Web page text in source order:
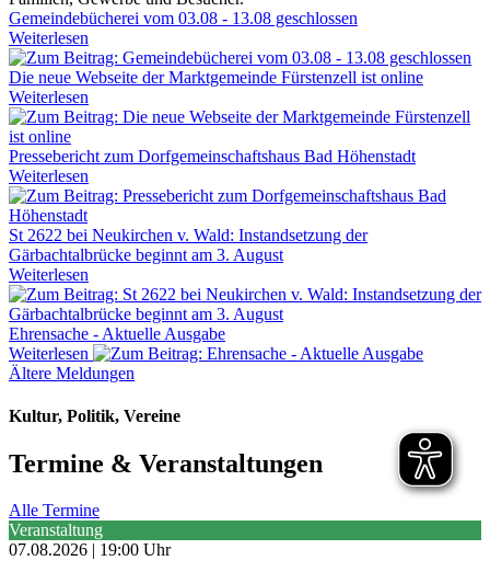
Gemeindebücherei vom 03.08 - 13.08 geschlossen
Weiterlesen
Die neue Webseite der Marktgemeinde Fürstenzell ist online
Weiterlesen
Pressebericht zum Dorfgemeinschaftshaus Bad Höhenstadt
Weiterlesen
St 2622 bei Neukirchen v. Wald: Instandsetzung der
Gärbachtalbrücke beginnt am 3. August
Weiterlesen
Ehrensache - Aktuelle Ausgabe
Weiterlesen
Ältere Meldungen
Kultur, Politik, Vereine
Termine & Veranstaltungen
Alle Termine
Veranstaltung
07.08.2026 | 19:00 Uhr